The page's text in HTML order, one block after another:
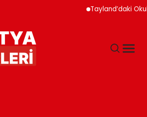
Tayland’daki Okul